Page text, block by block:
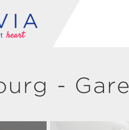
- Gare